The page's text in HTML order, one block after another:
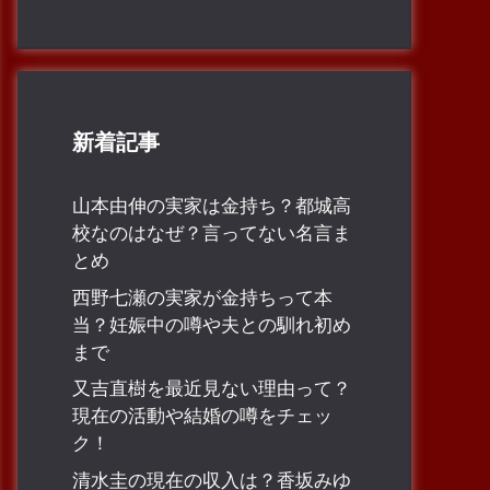
新着記事
山本由伸の実家は金持ち？都城高
校なのはなぜ？言ってない名言ま
とめ
西野七瀬の実家が金持ちって本
当？妊娠中の噂や夫との馴れ初め
まで
又吉直樹を最近見ない理由って？
現在の活動や結婚の噂をチェッ
ク！
清水圭の現在の収入は？香坂みゆ